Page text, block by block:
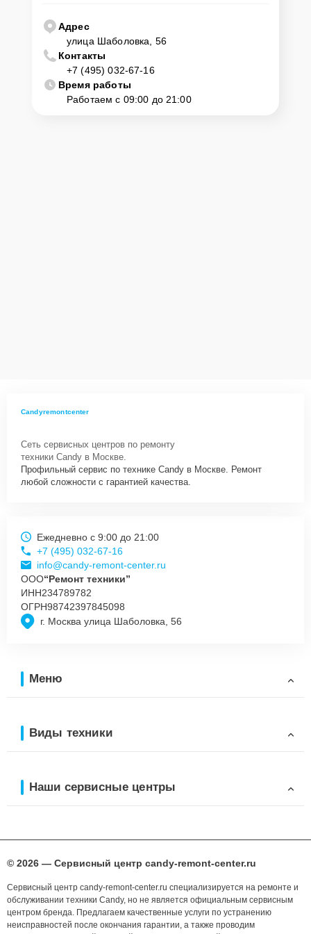
телефону горячей линии: +7 (495) 032-67-16. Наши специалисты
оперативно проконсультируют по всем необходимым вопросам,
запишут на диагностику, подскажут с вариантами курьерской
доставки или оформят выезд мастера в удобное время и место.
Адрес
улица Шаболовка, 56
Контакты
+7 (495) 032-67-16
Время работы
Работаем с 09:00 до 21:00
Candyremontcenter
Сеть сервисных центров по ремонту
техники Candy в Москве.
Профильный сервис по технике Candy в Москве. Ремонт
любой сложности с гарантией качества.
г. Москва улица Шаболовка, 56
Ежедневно с 9:00 до 21:00
+7 (495) 032-67-16
info@candy-remont-center.ru
ООО“Ремонт техники”
ИНН234789782
ОГРН98742397845098
Меню
Виды техники
Наши сервисные центры
© 2026 — Сервисный центр candy-remont-center.ru
Сервисный центр candy-remont-center.ru специализируется на ремонте и
обслуживании техники Candy, но не является официальным сервисным
центром бренда. Предлагаем качественные услуги по устранению
неисправностей после окончания гарантии, а также проводим